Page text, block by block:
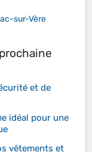
sur-Vère
et de
idéal pour une
vêtements et